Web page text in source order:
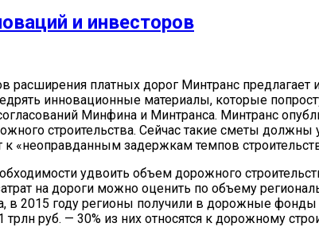
и инвесторов
расширения платных дорог Минтранс
инновационные материалы, которые
Минфина и Минтранса. Минтранс
строительства. Сейчас такие сметы
«неоправданным задержкам темпов
удвоить объем дорожного
на дороги можно оценить по объему
2015 году регионы получили в дорожные фонды
руб. — 30% из них относятся к дорожному